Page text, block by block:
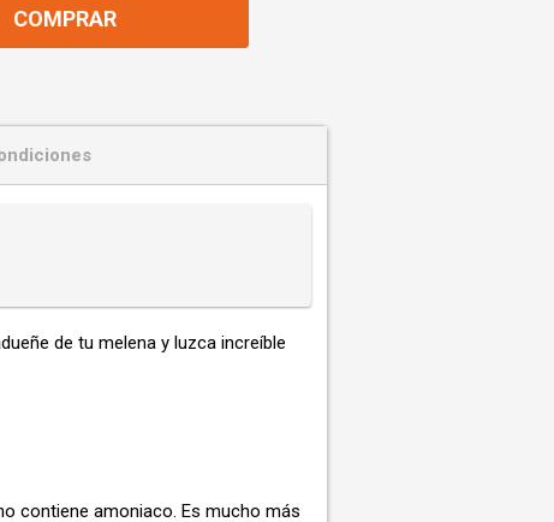
COMPRAR
de tu melena y luzca increíble
contiene amoniaco. Es mucho más